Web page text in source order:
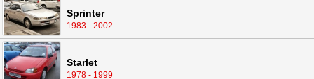
Sprinter
1983 - 2002
Starlet
1978 - 1999